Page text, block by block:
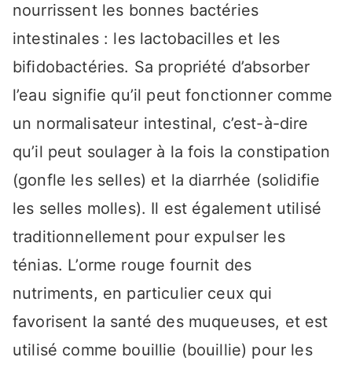
nourrissent les bonnes bactéries
intestinales : les lactobacilles et les
bifidobactéries. Sa propriété d’absorber
l’eau signifie qu’il peut fonctionner comme
un normalisateur intestinal, c’est-à-dire
qu’il peut soulager à la fois la constipation
(gonfle les selles) et la diarrhée (solidifie
les selles molles). Il est également utilisé
traditionnellement pour expulser les
ténias. L’orme rouge fournit des
nutriments, en particulier ceux qui
favorisent la santé des muqueuses, et est
utilisé comme bouillie (bouillie) pour les